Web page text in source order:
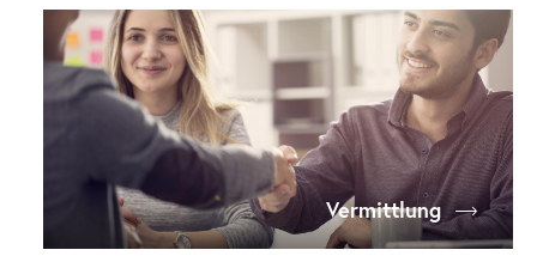
Vermittlung